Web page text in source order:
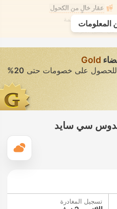
عقار خالٍ من الكحول
المحتشمة
في جميع الغرف
المعلومات
Gold
للحصول على خصومات حتى20%
سي سايد
تسجيل المغادرة